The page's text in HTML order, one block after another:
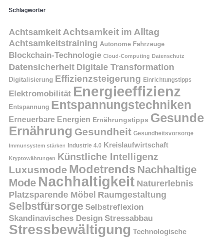
Schlagwörter
Achtsamkeit Achtsamkeit im Alltag
Achtsamkeitstraining Autonome Fahrzeuge
Blockchain-Technologie Cloud-Computing Datenschutz
Datensicherheit Digitale Transformation
Digitalisierung Effizienzsteigerung Einrichtungstipps
Elektromobilität Energieeffizienz
Entspannung Entspannungstechniken
Erneuerbare Energien Ernährungstipps Gesunde
Ernährung Gesundheit Gesundheitsvorsorge
Immunsystem stärken Industrie 4.0 Kreislaufwirtschaft
Kryptowährungen Künstliche Intelligenz
Luxusmode Modetrends Nachhaltige
Mode Nachhaltigkeit Naturerlebnis
Platzsparende Möbel Raumgestaltung
Selbstfürsorge Selbstreflexion
Skandinavisches Design Stressabbau
Stressbewältigung Technologische